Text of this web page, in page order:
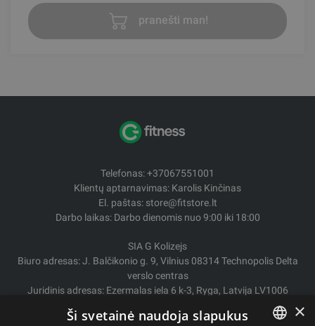
pranešti man!
Telefonas: +37067551001
Klientų aptarnavimas: Karolis Kinčinas
El. paštas: store@fitstore.lt
Darbo laikas: Darbo dienomis nuo 9:00 iki 18:00
SIA G Kolizejs
Biuro adresas: J. Balčikonio g. 9, Vilnius 08314 Technopolis Delta
verslo centras
Juridinis adresas: Ezermalas iela 6 k-3, Ryga, Latvija LV1006
Įmonės kodas: 44103017158 PVM Nr. LV44103017158
A/S SEB Bankas LV92UNLA0004007467819
×
Ši svetainė naudoja slapukus